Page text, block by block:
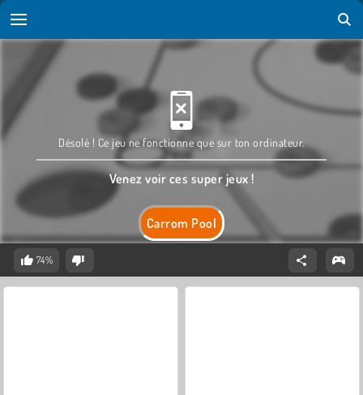
Carrom Pool
Désolé ! Ce jeu ne fonctionne que sur ton ordinateur.
Venez voir ces super jeux !
74%